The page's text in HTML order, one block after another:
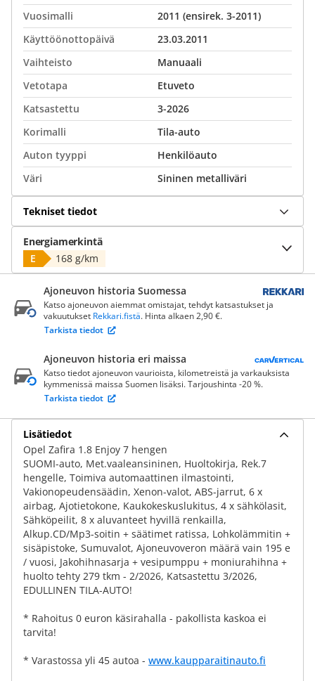
Vuosimalli
2011 (ensirek. 3-2011)
Käyttöönottopäivä
23.03.2011
Vaihteisto
Manuaali
Vetotapa
Etuveto
Katsastettu
3-2026
Korimalli
Tila-auto
Auton tyyppi
Henkilöauto
Väri
Sininen metalliväri
Tekniset tiedot
Energiamerkintä
E
168 g/km
Ajoneuvon historia Suomessa
Katso ajoneuvon aiemmat omistajat, tehdyt katsastukset ja
vakuutukset Rekkari.fistä. Hinta alkaen 2,90 €.
Tarkista tiedot
Ajoneuvon historia eri maissa
Katso tiedot ajoneuvon vaurioista, kilometreistä ja varkauksista
kymmenissä maissa Suomen lisäksi. Tarjoushinta -20 %.
Tarkista tiedot
Lisätiedot
Opel Zafira 1.8 Enjoy 7 hengen
SUOMI-auto, Met.vaaleansininen, Huoltokirja, Rek.7
hengelle, Toimiva automaattinen ilmastointi,
Vakionopeudensäädin, Xenon-valot, ABS-jarrut, 6 x
airbag, Ajotietokone, Kaukokeskuslukitus, 4 x sähkölasit,
Sähköpeilit, 8 x aluvanteet hyvillä renkailla,
Alkup.CD/Mp3-soitin + säätimet ratissa, Lohkolämmitin +
sisäpistoke, Sumuvalot, Ajoneuvoveron määrä vain 195 e
/ vuosi, Jakohihnasarja + vesipumppu + moniurahihna +
huolto tehty 279 tkm - 2/2026, Katsastettu 3/2026,
EDULLINEN TILA-AUTO!
* Rahoitus 0 euron käsirahalla - pakollista kaskoa ei
tarvita!
* Varastossa yli 45 autoa - www.kaupparaitinauto.fi